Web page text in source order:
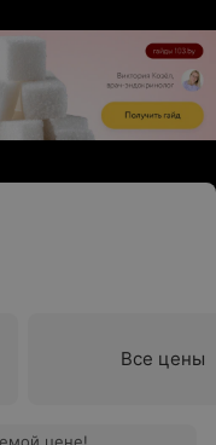
Все цены